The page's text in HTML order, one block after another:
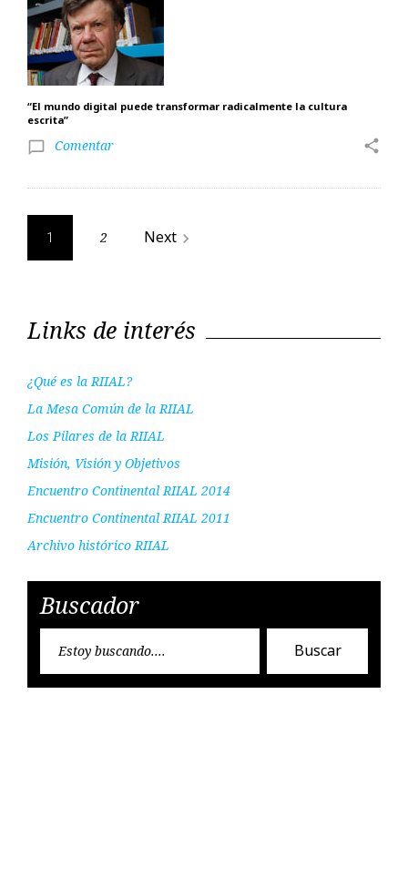
“El mundo digital puede transformar radicalmente la cultura
escrita”
chat_bubble_outline Comentar share
Paginación
entradas
1 2 Next navigate_next
Links de interés
¿Qué es la RIIAL?
La Mesa Común de la RIIAL
Los Pilares de la RIIAL
Misión, Visión y Objetivos
Encuentro Continental RIIAL 2014
Encuentro Continental RIIAL 2011
Archivo histórico RIIAL
Buscador
Buscar